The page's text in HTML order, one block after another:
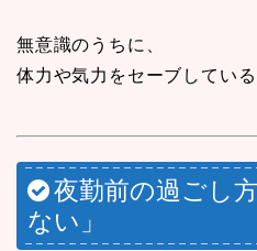
無意識のうちに、
体力や気力をセーブしている
夜勤前の過ごし
ない」